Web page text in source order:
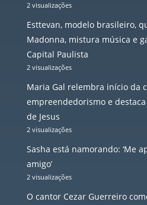
2 visualizações
Esttevan, modelo brasileiro,
Madonna, mistura música e
Capital Paulista
2 visualizações
Maria Gal relembra início da
empreendedorismo e
de Jesus
2 visualizações
Sasha está namorando: ‘Me
amigo’
2 visualizações
O cantor Cezar Guerreiro